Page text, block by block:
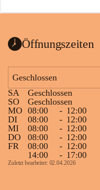
a
Öffnungszeiten
Geschlossen
SA
Geschlossen
SO
Geschlossen
MO 08:00 - 12:00
DI
08:00 - 12:00
MI
08:00 - 12:00
DO
08:00 - 12:00
FR
08:00 - 12:00
14:00
- 17:00
Zuletzt bearbeitet: 02.04.2026